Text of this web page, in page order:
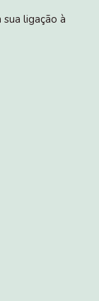
ligação à